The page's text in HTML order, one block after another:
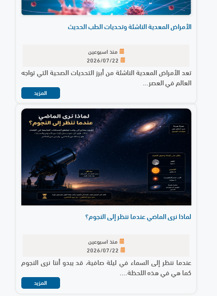
الأمراض المعدية الناشئة وتحديات الطب الحديث
منذ اسبوعين
تعد الأمراض المعدية الناشئة من أبرز التحديات الصحية التي تواجه
العالم في العصر...
المزيد
لماذا نرى الماضي عندما ننظر إلى النجوم؟
منذ اسبوعين
عندما ننظر إلى السماء في ليلة صافية، قد يبدو أننا نرى النجوم
كما هي في هذه اللحظة....
المزيد